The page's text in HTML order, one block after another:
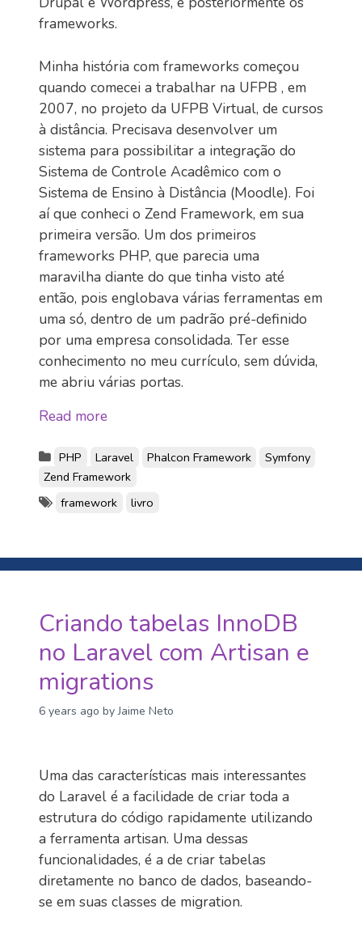
frameworks.
Minha história com frameworks começou
quando comecei a trabalhar na UFPB , em
2007, no projeto da UFPB Virtual, de cursos
à distância. Precisava desenvolver um
sistema para possibilitar a integração do
Sistema de Controle Acadêmico com o
Sistema de Ensino à Distância (Moodle). Foi
aí que conheci o Zend Framework, em sua
primeira versão. Um dos primeiros
frameworks PHP, que parecia uma
maravilha diante do que tinha visto até
então, pois englobava várias ferramentas em
uma só, dentro de um padrão pré-definido
por uma empresa consolidada. Ter esse
conhecimento no meu currículo, sem dúvida,
me abriu várias portas.
Read more
PHP Laravel Phalcon Framework
Symfony
Zend Framework
framework
livro
Criando tabelas InnoDB
no Laravel com Artisan e
migrations
6 years ago by Jaime Neto
Uma das características mais interessantes
do Laravel é a facilidade de criar toda a
estrutura do código rapidamente utilizando
a ferramenta artisan. Uma dessas
funcionalidades, é a de criar tabelas
diretamente no banco de dados, baseando-
se em suas classes de migration.